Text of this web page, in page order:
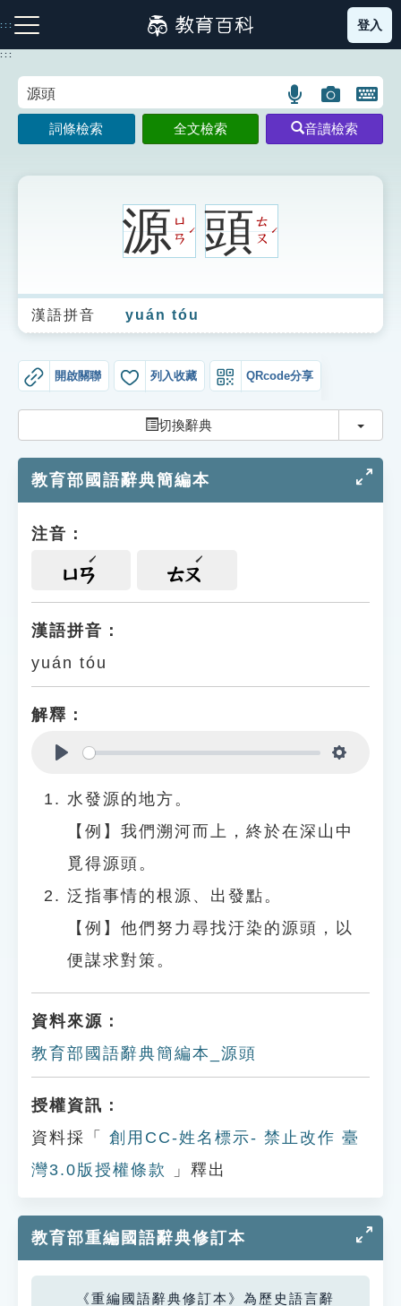
到
主
:::
注音索引圖示 筆畫索引圖示 部首索引表圖示
生字詞彙表
成語故事
索引選單
單字索引
遊戲專區
貓頭鷹博士
登入
:::
語
言
搜
圖
片
搜
開
鍵
圖
詞條檢索 全文檢索 音讀檢索
源ㄩ
ㄢ
ˊ 頭ㄊ
ㄡ
ˊ
漢語拼音 yuán tóu
開啟關聯 列入收藏 QRcode分享
切換辭典 切換
教育部國語辭典簡編本
注音：
ㄩㄢ ㄊㄡ
漢語拼音：
yuán tóu
解釋：
水發源的地方。
【例】我們溯河而上，終於在深山中
覓得源頭。
泛指事情的根源、出發點。
【例】他們努力尋找汙染的源頭，以
便謀求對策。
資料來源：
教育部國語辭典簡編本_源頭
授權資訊：
資料採「
創用CC-姓名標示- 禁止改作 臺
灣3.0版授權條款
」釋出
教育部重編國語辭典修訂本
《重編國語辭典修訂本》為歷史語言辭